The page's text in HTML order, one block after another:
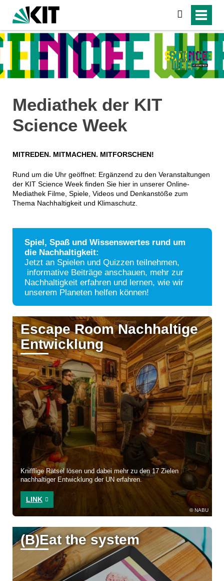
suchen
Mediathek der KIT
Science Week
MITREDEN. MITMACHEN. MITFORSCHEN!
Rund um die Uhr geöffnet: Ergänzend zu den Veranstaltungen
der KIT Science Week finden Sie hier in unserer Online-
Mediathek Filme, Spiele, Videos und Denkanstöße zum
Thema Nachhaltigkeit und Klimaschutz.
Spiel, Spaß und Wissenswertes rund um
die Nachhaltigkeit:
Jetzt an Spielen und Quizzen teilnehmen,
informative Beiträge anschauen, mehr zur
Nachhaltigkeit erfahren und lernen, wie wir
unserem Planeten helfen können!
NABU
Escape Room Nachhaltige
Entwicklung
Knifflige Rätsel lösen und dabei mehr zu den 17 Zielen
nachhaltiger Entwicklung der UN erfahren.
LINK
(B)Eat the system